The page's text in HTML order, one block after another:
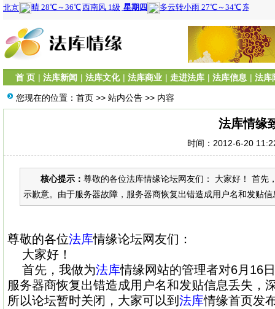
首 页 | 法库新闻 | 法库文化 | 法库商业 | 走进法库 | 法库信息 | 法库
您现在的位置： 首页 >> 站内公告 >> 内容
法库情缘
时间：2012-6-20
核心提示： 尊敬的各位法库情缘论坛网友们： 大家好！ 首先
示歉意。由于服务器故障，服务器商恢复出错造成用户名和发贴
尊敬的各位法库情缘论坛网友们：
大家好！
首先，我做为法库情缘网站的管理者对6月16
服务器商恢复出错造成用户名和发贴信息丢失，
所以论坛暂时关闭，大家可以到 法库情缘首页发